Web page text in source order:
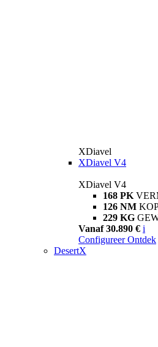
XDiavel
XDiavel V4
XDiavel V4
168 PK
126 NM
229 KG
Vanaf 30.890 € i
Configureer Ontdek
DesertX